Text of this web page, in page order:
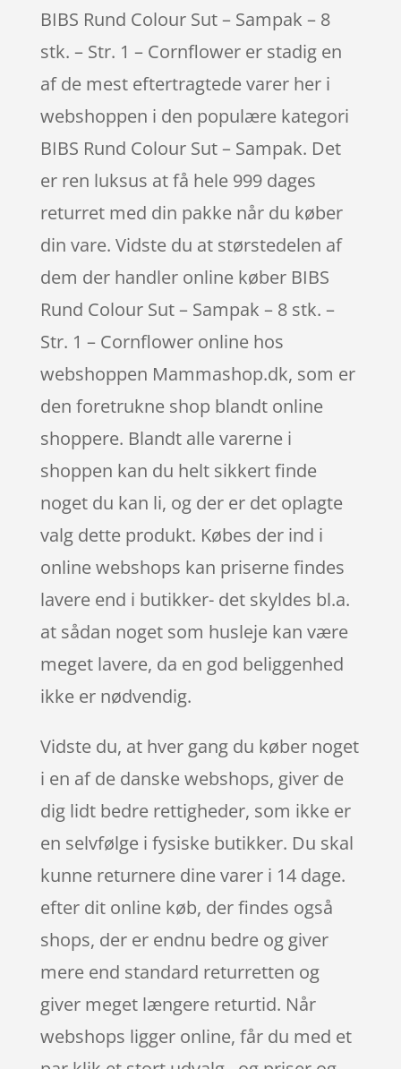
BIBS Rund Colour Sut – Sampak – 8
stk. – Str. 1 – Cornflower er stadig en
af de mest eftertragtede varer her i
webshoppen i den populære kategori
BIBS Rund Colour Sut – Sampak. Det
er ren luksus at få hele 999 dages
returret med din pakke når du køber
din vare. Vidste du at størstedelen af
dem der handler online køber BIBS
Rund Colour Sut – Sampak – 8 stk. –
Str. 1 – Cornflower online hos
webshoppen Mammashop.dk, som er
den foretrukne shop blandt online
shoppere. Blandt alle varerne i
shoppen kan du helt sikkert finde
noget du kan li, og der er det oplagte
valg dette produkt. Købes der ind i
online webshops kan priserne findes
lavere end i butikker- det skyldes bl.a.
at sådan noget som husleje kan være
meget lavere, da en god beliggenhed
ikke er nødvendig.
Vidste du, at hver gang du køber noget
i en af de danske webshops, giver de
dig lidt bedre rettigheder, som ikke er
en selvfølge i fysiske butikker. Du skal
kunne returnere dine varer i 14 dage.
efter dit online køb, der findes også
shops, der er endnu bedre og giver
mere end standard returretten og
giver meget længere returtid. Når
webshops ligger online, får du med et